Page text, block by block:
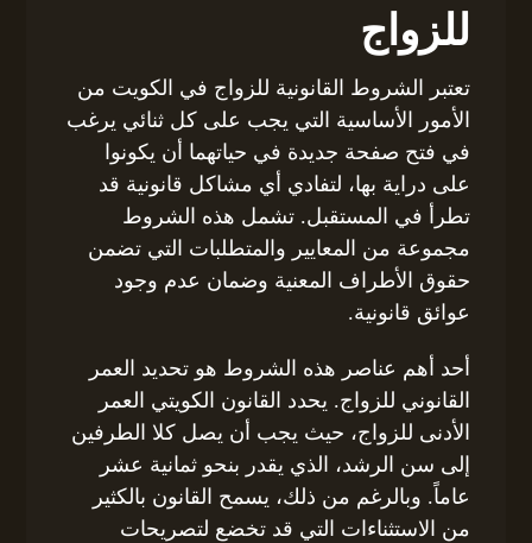
للزواج
تعتبر الشروط القانونية للزواج في الكويت من
الأمور الأساسية التي يجب على كل ثنائي يرغب
في فتح صفحة جديدة في حياتهما أن يكونوا
على دراية بها، لتفادي أي مشاكل قانونية قد
تطرأ في المستقبل. تشمل هذه الشروط
مجموعة من المعايير والمتطلبات التي تضمن
حقوق الأطراف المعنية وضمان عدم وجود
عوائق قانونية.
أحد أهم عناصر هذه الشروط هو تحديد العمر
القانوني للزواج. يحدد القانون الكويتي العمر
الأدنى للزواج، حيث يجب أن يصل كلا الطرفين
إلى سن الرشد، الذي يقدر بنحو ثمانية عشر
عاماً. وبالرغم من ذلك، يسمح القانون بالكثير
من الاستثناءات التي قد تخضع لتصريحات